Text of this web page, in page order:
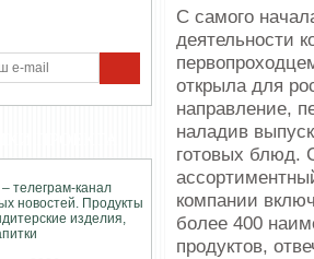
С самого
деятельности
открыла для
направление,
наладив
готовых блюд.
компании
более 400
продуктов,